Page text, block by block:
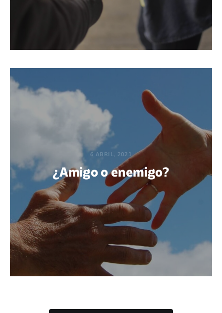
6 ABRIL, 2021
¿Amigo o enemigo?
POR GABRIEL M. ACUÑA